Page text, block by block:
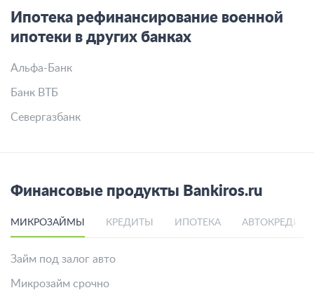
Ипотека рефинансирование военной
ипотеки в других банках
Альфа-Банк
Банк ВТБ
Севергазбанк
Финансовые продукты Bankiros.ru
МИКРОЗАЙМЫ КРЕДИТЫ ИПОТЕКА
Займ под залог авто
Микрозайм срочно